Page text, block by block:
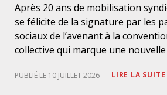
Après 20 ans de mobilisation
se félicite de la signature par les
sociaux de l’avenant à la
collective qui marque une
des élèves-avocat·es, avec une
PUBLIÉ LE 10 JUILLET 2026 LIRE LA SUITE